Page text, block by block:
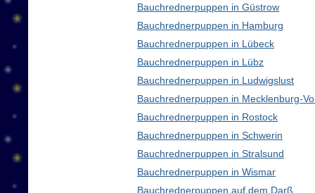
Bauchrednerpuppen in Güstrow
Bauchrednerpuppen in Hamburg
Bauchrednerpuppen in Lübeck
Bauchrednerpuppen in Lübz
Bauchrednerpuppen in Ludwigslust
Bauchrednerpuppen in Mecklenburg-
Bauchrednerpuppen in Rostock
Bauchrednerpuppen in Schwerin
Bauchrednerpuppen in Stralsund
Bauchrednerpuppen in Wismar
Bauchrednerpuppen auf dem Darß